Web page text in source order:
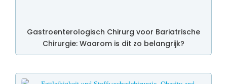
Gastroenterologisch Chirurg voor Bariatrische
Chirurgie: Waarom is dit zo belangrijk?